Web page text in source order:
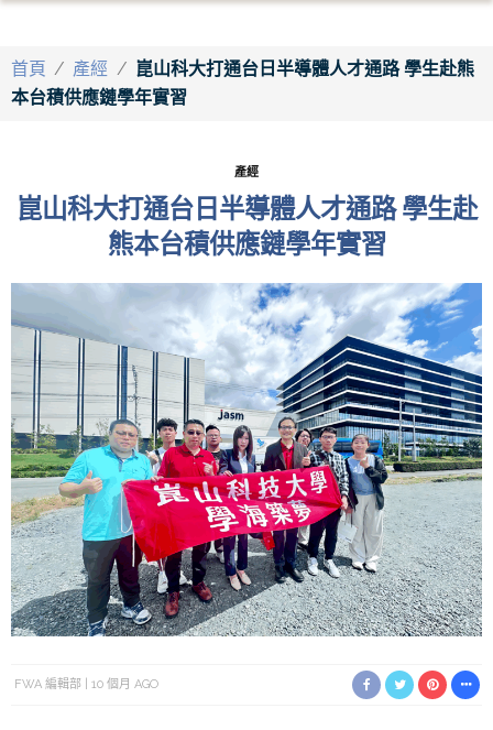
首頁 / 產經 / 崑山科大打通台日半導體人才通路 學生赴熊
本台積供應鏈學年實習
產經
崑山科大打通台日半導體人才通路 學生赴
熊本台積供應鏈學年實習
FWA 編輯部 10 個月 AGO